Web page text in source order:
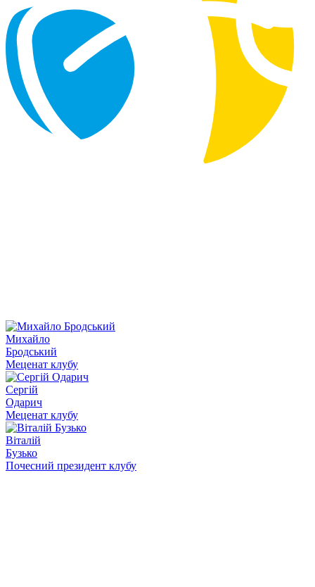
Михайло
Бродський
Меценат клубу
Сергій
Одарич
Меценат клубу
Віталій
Бузько
Почесний президент клубу